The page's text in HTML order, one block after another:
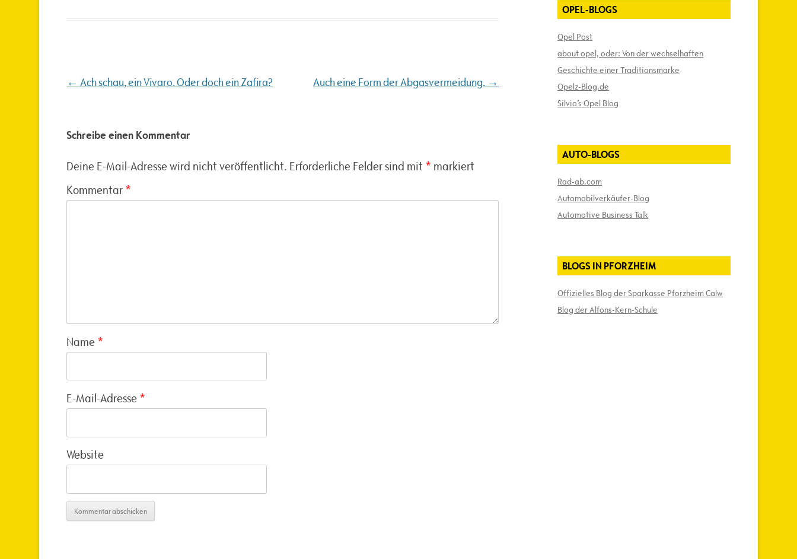
Beitragsnavigation
← Ach schau, ein Vivaro. Oder doch ein Zafira? Auch eine Form der Abgasvermeidung. →
Schreibe einen Kommentar
Deine E-Mail-Adresse wird nicht veröffentlicht. Erforderliche Felder sind mit * markiert
Kommentar *
Name *
E-Mail-Adresse *
Website
OPEL-BLOGS
Opel Post
about opel, oder: Von der wechselhaften
Geschichte einer Traditionsmarke
Opelz-Blog.de
Silvio’s Opel Blog
AUTO-BLOGS
Rad-ab.com
Automobilverkäufer-Blog
Automotive Business Talk
BLOGS IN PFORZHEIM
Offizielles Blog der Sparkasse Pforzheim Calw
Blog der Alfons-Kern-Schule